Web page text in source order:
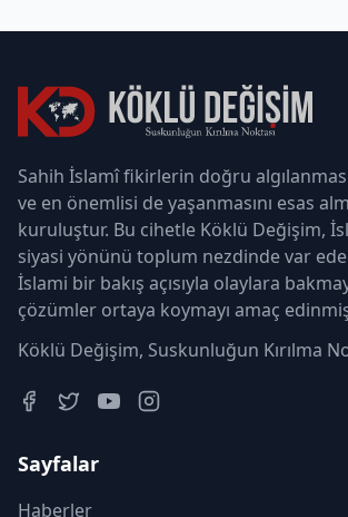
Sahih İslamî fikirlerin doğru
ve en önemlisi de yaşanmasını esas
kuruluştur. Bu cihetle Köklü Değişim,
siyasi yönünü toplum nezdinde var
İslami bir bakış açısıyla olaylara
çözümler ortaya koymayı amaç
Köklü Değişim, Suskunluğun Kırılma
Sayfalar
Haberler